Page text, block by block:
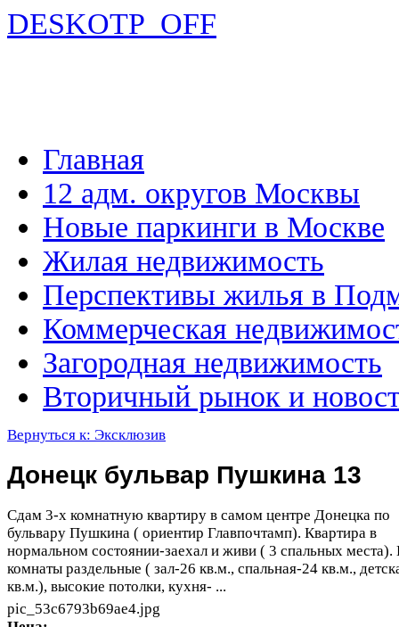
DESKOTP_OFF
Главная
12 адм. округов Москвы
Новые паркинги в Москве
Жилая недвижимость
Перспективы жилья в
Коммерческая
Загородная недвижимость
Вторичный рынок и
Вернуться к: Эксклюзив
Донецк бульвар Пушкина 13
Сдам 3-х комнатную квартиру в самом центре Донецка по
бульвару Пушкина ( ориентир Главпочтамп). Квартира в
нормальном состоянии-заехал и живи ( 3 спальных места).
комнаты раздельные ( зал-26 кв.м., спальная-24 кв.м.,
кв.м.), высокие потолки, кухня- ...
pic_53c6793b69ae4.jpg